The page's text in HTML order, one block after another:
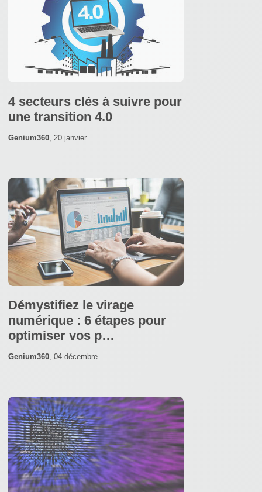
4 secteurs clés à suivre pour
une transition 4.0
Genium360 20 janvier
Démystifiez le virage
numérique : 6 étapes pour
optimiser vos p…
Genium360 04 décembre